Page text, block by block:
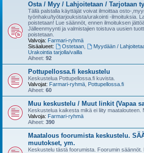
Osta / Myy / Lahjoitetaan / Tarjotaan
Tällä palstalla käyttäjät voivat ilmoittaa osto-
työnhaku/työtarjouksista/urakointi -ilmoituksia.
poistetaan! Lue säännöt, ennen ilmoituksen
Jälleenmyynti ja valmistajien toistuva uusien
poistetaan.
Valvoja: Farmari-ryhmä
Sisäalueet:
Ostetaan, Myydään /
Urakointia tarjolla/vailla
Aiheet: 92
Pottupellossa.fi keskustelu
Keskustelua Pottupellossa.fi kuvista.
Valvojat: Farmari-ryhmä Pottupellossa.fi
Aiheet: 60
Muu keskustelu / Muut linkit (Vapaa
Keskustelua kaikesta mikä ei liity maatalouteen.
Valvoja: Farmari-ryhmä
Aiheet: 390
Maatalous foorumista keskustelu.
muutokset, ym.
Keskustelu tästä foorumista. Foorumin säännöt.